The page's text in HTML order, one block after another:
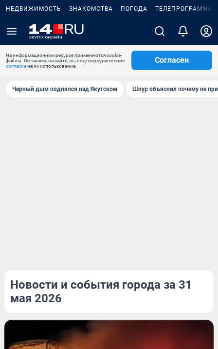
НЕДВИЖИМОСТЬ ЗНАКОМСТВА ПОГОДА ТЕЛЕПРОГРАММА
На информационном ресурсе применяются cookie-
файлы. Оставаясь на сайте, вы подтверждаете свое
согласиена их использование.
Согласен
Черный дым поднялся над Якутском Шнур объяснил почему не
Новости и события города за 31
мая 2026